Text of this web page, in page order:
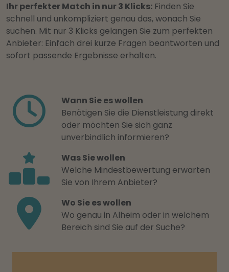
Ihr perfekter Match in nur 3 Klicks: Finden Sie
schnell und unkompliziert genau das, wonach Sie
suchen. Mit nur 3 Klicks gelangen Sie zum perfekten
Anbieter: Einfach drei kurze Fragen beantworten und
sofort passende Ergebnisse erhalten.
Wann Sie es wollen
Benötigen Sie die Dienstleistung direkt
oder möchten Sie sich ganz
unverbindlich informieren?
Was Sie wollen
Welche Mindestbewertung erwarten
Sie von Ihrem Anbieter?
Wo Sie es wollen
Wo genau in Alheim oder in welchem
Bereich sind Sie auf der Suche?